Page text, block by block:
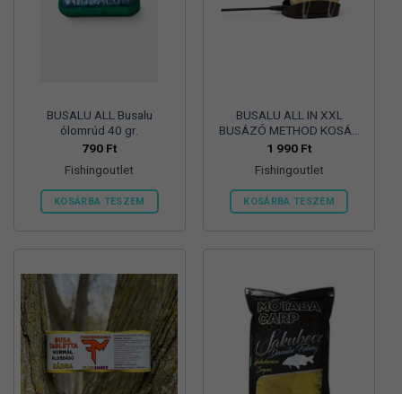
BUSALU ALL Busalu
ólomrúd 40 gr.
790 Ft
Fishingoutlet
KOSÁRBA TESZEM
BUSALU ALL IN XXL
BUSÁZÓ METHOD KOSÁR
BROWN- 90gr
1 990 Ft
Fishingoutlet
KOSÁRBA TESZEM